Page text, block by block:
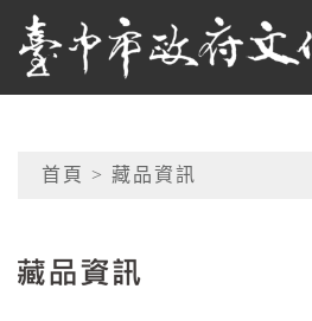
跳到主要內容
臺中市政府
網頁導覽
首頁 > 藏品資訊